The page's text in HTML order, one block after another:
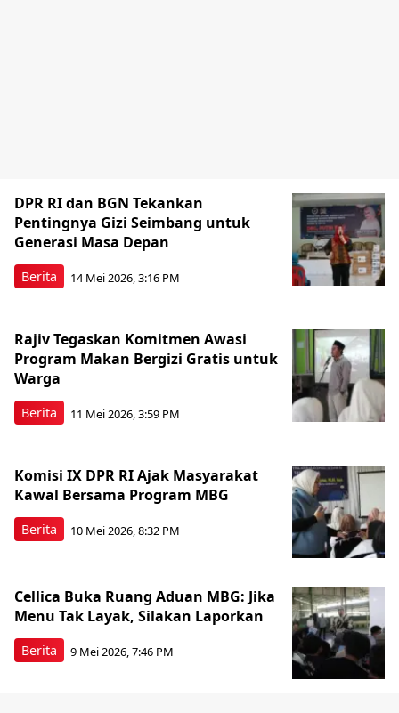
Berita
DPR RI dan BGN Tekankan
Pentingnya Gizi Seimbang untuk
Generasi Masa Depan
14 Mei 2026, 3:16 PM
Berita
Rajiv Tegaskan Komitmen Awasi
Program Makan Bergizi Gratis untuk
Warga
11 Mei 2026, 3:59 PM
Berita
Komisi IX DPR RI Ajak Masyarakat
Kawal Bersama Program MBG
10 Mei 2026, 8:32 PM
Berita
Cellica Buka Ruang Aduan MBG: Jika
Menu Tak Layak, Silakan Laporkan
9 Mei 2026, 7:46 PM